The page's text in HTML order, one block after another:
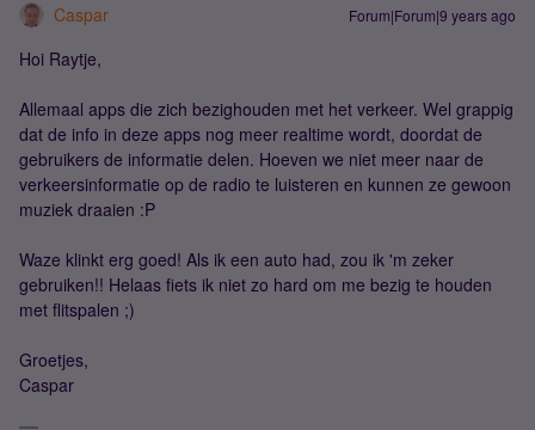
Caspar Forum|Forum|9 years ago
Hoi Raytje,
Allemaal apps die zich bezighouden met het verkeer. Wel grappig
dat de info in deze apps nog meer realtime wordt, doordat de
gebruikers de informatie delen. Hoeven we niet meer naar de
verkeersinformatie op de radio te luisteren en kunnen ze gewoon
muziek draaien :P
Waze klinkt erg goed! Als ik een auto had, zou ik 'm zeker
gebruiken!! Helaas fiets ik niet zo hard om me bezig te houden
met flitspalen ;)
Groetjes,
Caspar